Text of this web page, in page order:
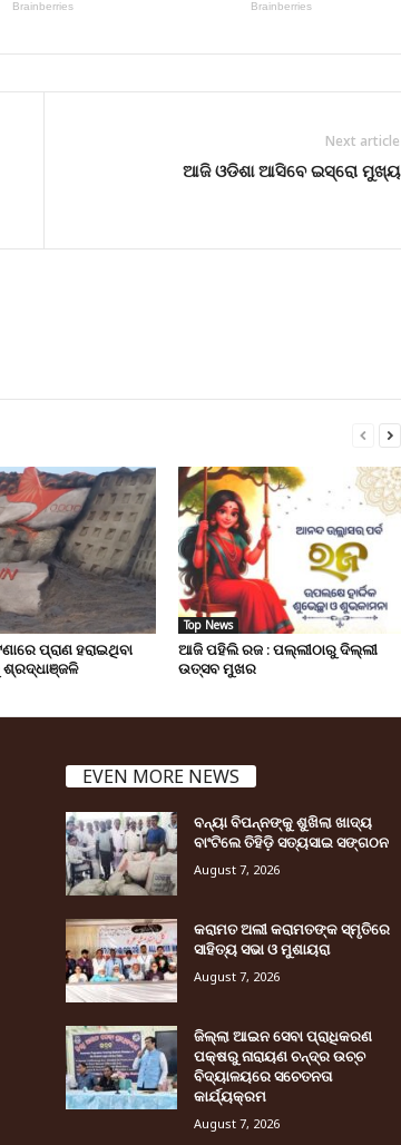
Next article
ଆଜି ଓଡିଶା ଆସିବେ ଇସ୍ରୋ ମୁଖ୍ୟ
ପ୍ରାଣ ହରାଇଥିବା
Top News
ଆଜି ପହିଲି ରଜ : ପଲ୍ଲୀଠାରୁ ଦିଲ୍ଲୀ
ଉତ୍ସବ ମୁଖର
EVEN MORE NEWS
ବନ୍ୟା ବିପନ୍ନଙ୍କୁ ଶୁଖିଲା ଖାଦ୍ୟ
ବାଂଟିଲେ ତିହିଡି଼ ସତ୍ୟସାଇ ସଙ୍ଗଠନ
August 7, 2026
କରାମତ ଅଲୀ କରାମତଙ୍କ ସ୍ମୃତିରେ
ସାହିତ୍ୟ ସଭା ଓ ମୁଶାୟରା
August 7, 2026
ଜିଲ୍ଲା ଆଇନ ସେବା ପ୍ରାଧିକରଣ
ପକ୍ଷରୁ ନାରାୟଣ ଚନ୍ଦ୍ର ଉଚ୍ଚ
ବିଦ୍ୟାଳୟରେ ସଚେତନତା
କାର୍ଯ୍ୟକ୍ରମ
August 7, 2026